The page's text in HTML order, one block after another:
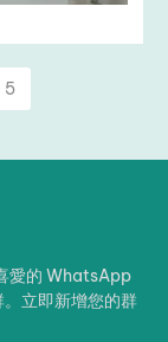
5
愛的 WhatsApp
立即新增您的群